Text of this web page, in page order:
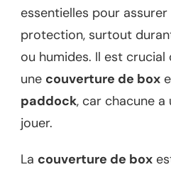
essentielles pour
protection, surtout
ou humides. Il est
une couverture de box
paddock, car chacune a
jouer.
La couverture de box